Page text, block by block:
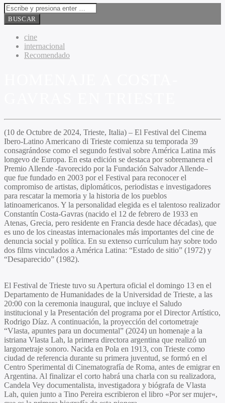
cine
internacional
Recomendado
(10 de Octubre de 2024, Trieste, Italia) – El Festival del Cinema
Ibero-Latino Americano di Trieste comienza su temporada 39
consagrándose como el segundo festival sobre América Latina más
longevo de Europa. En esta edición se destaca por sobremanera el
Premio Allende -favorecido por la Fundación Salvador Allende–
que fue fundado en 2003 por el Festival para reconocer el
compromiso de artistas, diplomáticos, periodistas e investigadores
para rescatar la memoria y la historia de los pueblos
latinoamericanos. Y la personalidad elegida es el talentoso realizador
Constantín Costa-Gavras (nacido el 12 de febrero de 1933 en
Atenas, Grecia, pero residente en Francia desde hace décadas), que
es uno de los cineastas internacionales más importantes del cine de
denuncia social y política. En su extenso currículum hay sobre todo
dos films vinculados a América Latina: “Estado de sitio” (1972) y
“Desaparecido” (1982).
El Festival de Trieste tuvo su Apertura oficial el domingo 13 en el
Departamento de Humanidades de la Universidad de Trieste, a las
20:00 con la ceremonia inaugural, que incluye el Saludo
institucional y la Presentación del programa por el Director Artístico,
Rodrigo Díaz. A continuación, la proyección del cortometraje
“Vlasta, apuntes para un documental” (2024) un homenaje a la
istriana Vlasta Lah, la primera directora argentina que realizó un
largometraje sonoro. Nacida en Pola en 1913, con Trieste como
ciudad de referencia durante su primera juventud, se formó en el
Centro Sperimental di Cinematografía de Roma, antes de emigrar en
Argentina. Al finalizar el corto habrá una charla con su realizadora,
Candela Vey documentalista, investigadora y biógrafa de Vlasta
Lah, quien junto a Tino Pereira escribieron el libro «Por ser mujer«,